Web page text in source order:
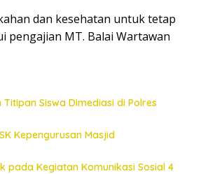
dan kesehatan untuk tetap
pengajian MT. Balai Wartawan
Siswa Dimediasi di Polres
Kepengurusan Masjid
pada Kegiatan Komunikasi Sosial 4